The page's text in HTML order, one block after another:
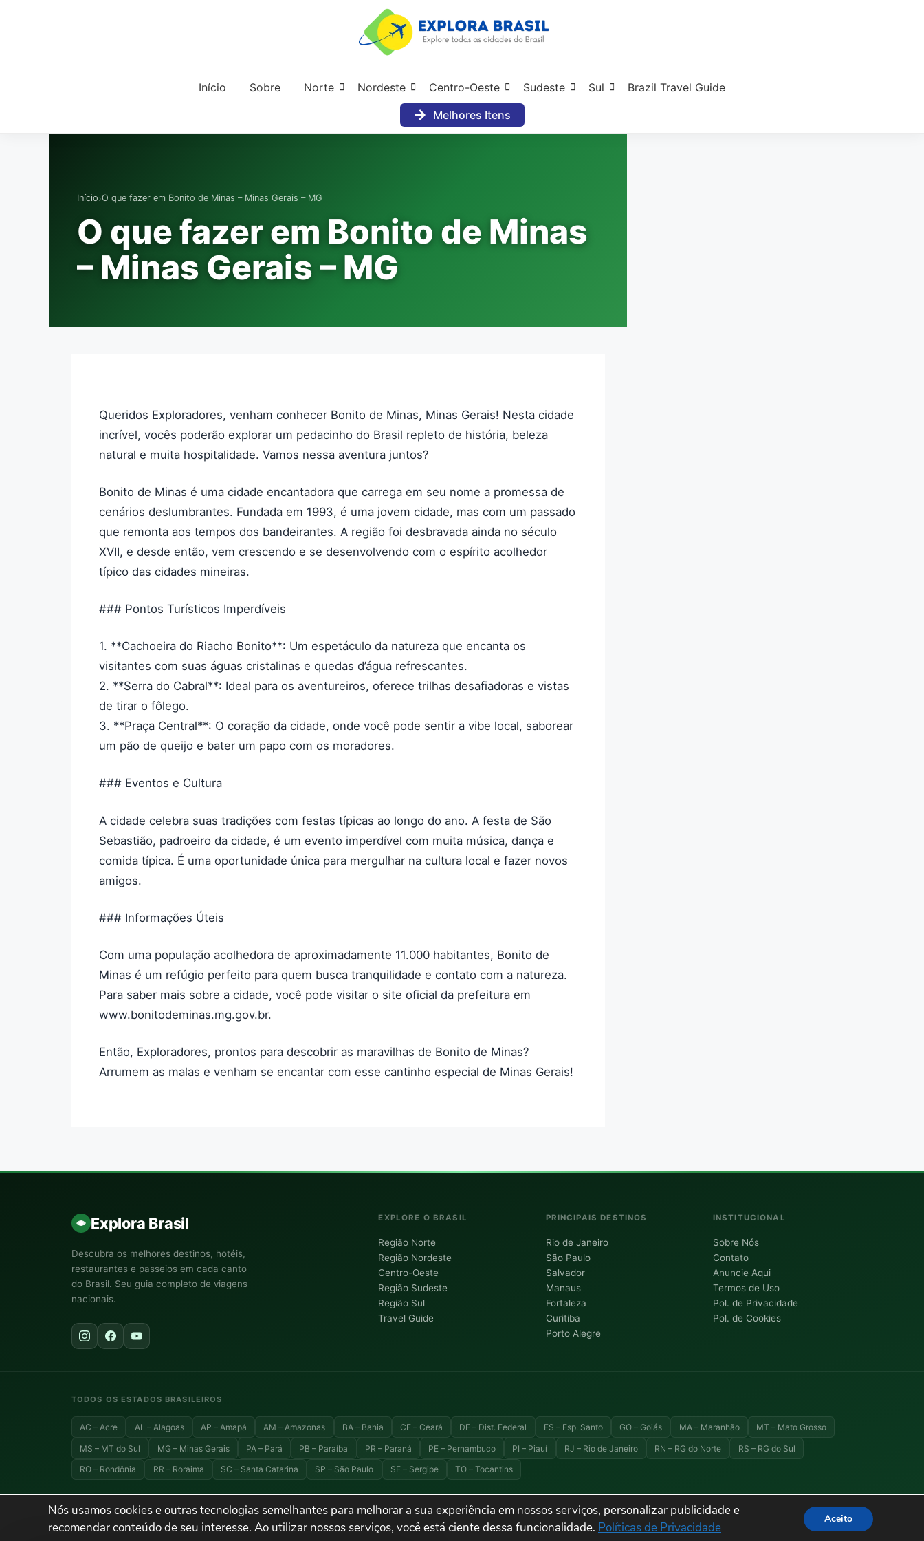
Início Sobre Norte Nordeste Centro-Oeste Sudeste Sul
Brazil Travel Guide
Melhores Itens
Início›O que fazer em Bonito de Minas – Minas Gerais – MG
O que fazer em Bonito de Minas
– Minas Gerais – MG
Queridos Exploradores, venham conhecer Bonito de Minas, Minas Gerais! Nesta cidade
incrível, vocês poderão explorar um pedacinho do Brasil repleto de história, beleza
natural e muita hospitalidade. Vamos nessa aventura juntos?
Bonito de Minas é uma cidade encantadora que carrega em seu nome a promessa de
cenários deslumbrantes. Fundada em 1993, é uma jovem cidade, mas com um passado
que remonta aos tempos dos bandeirantes. A região foi desbravada ainda no século
XVII, e desde então, vem crescendo e se desenvolvendo com o espírito acolhedor
típico das cidades mineiras.
### Pontos Turísticos Imperdíveis
1. **Cachoeira do Riacho Bonito**: Um espetáculo da natureza que encanta os
visitantes com suas águas cristalinas e quedas d’água refrescantes.
2. **Serra do Cabral**: Ideal para os aventureiros, oferece trilhas desafiadoras e vistas
de tirar o fôlego.
3. **Praça Central**: O coração da cidade, onde você pode sentir a vibe local, saborear
um pão de queijo e bater um papo com os moradores.
### Eventos e Cultura
A cidade celebra suas tradições com festas típicas ao longo do ano. A festa de São
Sebastião, padroeiro da cidade, é um evento imperdível com muita música, dança e
comida típica. É uma oportunidade única para mergulhar na cultura local e fazer novos
amigos.
### Informações Úteis
Com uma população acolhedora de aproximadamente 11.000 habitantes, Bonito de
Minas é um refúgio perfeito para quem busca tranquilidade e contato com a natureza.
Para saber mais sobre a cidade, você pode visitar o site oficial da prefeitura em
www.bonitodeminas.mg.gov.br.
Então, Exploradores, prontos para descobrir as maravilhas de Bonito de Minas?
Arrumem as malas e venham se encantar com esse cantinho especial de Minas Gerais!
Nós usamos cookies e outras tecnologias semelhantes para melhorar a sua experiência em nossos serviços, personalizar publicidade e
recomendar conteúdo de seu interesse. Ao utilizar nossos serviços, você está ciente dessa funcionalidade. Políticas de Privacidade
Aceito
Explora Brasil
Descubra os melhores destinos, hotéis,
restaurantes e passeios em cada canto
do Brasil. Seu guia completo de viagens
nacionais.
EXPLORE O BRASIL
Região Norte
Região Nordeste
Centro-Oeste
Região Sudeste
Região Sul
Travel Guide
PRINCIPAIS DESTINOS
Rio de Janeiro
São Paulo
Salvador
Manaus
Fortaleza
Curitiba
Porto Alegre
INSTITUCIONAL
Sobre Nós
Contato
Anuncie Aqui
Termos de Uso
Pol. de Privacidade
Pol. de Cookies
TODOS OS ESTADOS BRASILEIROS
AC – Acre AL – Alagoas AP – Amapá AM – Amazonas BA – Bahia CE – Ceará DF – Dist. Federal ES – Esp. Santo GO – Goiás MA – Maranhão MT – Mato Grosso
MS – MT do Sul MG – Minas Gerais PA – Pará PB – Paraíba PR – Paraná PE – Pernambuco PI – Piauí RJ – Rio de Janeiro RN – RG do Norte RS – RG do Sul
RO – Rondônia RR – Roraima SC – Santa Catarina SP – São Paulo SE – Sergipe TO – Tocantins
© 2026 Explora Brasil — Todos os direitos reservados. Viagens, turismo e destinos do Brasil. Termos de Uso Cookies Sitemap